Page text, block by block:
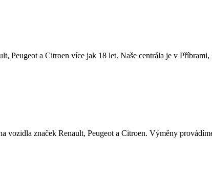
Peugeot a Citroen více jak 18 let. Naše centrála je v Příbrami,
vozidla značek Renault, Peugeot a Citroen. Výměny